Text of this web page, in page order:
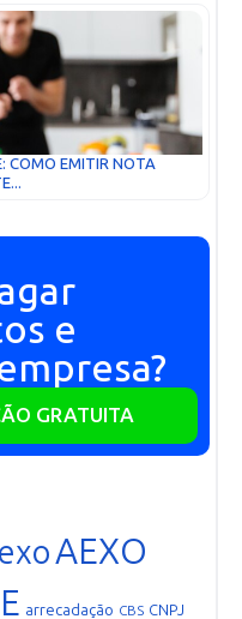
COMO EMITIR NOTA
e
GRATUITA
AEXO
arrecadação CBS CNPJ